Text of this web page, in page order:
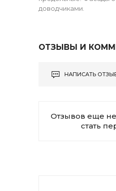
доводчиками.
ОТЗЫВЫ И
НАПИСАТЬ
Отзывов еще
стать